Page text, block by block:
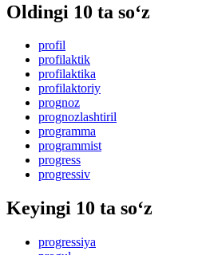
Oldingi 10 ta so‘z
profil
profilaktik
profilaktika
profilaktoriy
prognoz
prognozlashtiril
programma
programmist
progress
progressiv
Keyingi 10 ta so‘z
progressiya